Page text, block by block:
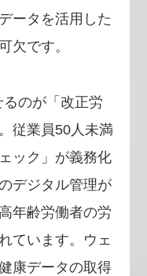
ータを活用した
欠です。
のが「改正労
従業員50人未満
ック」が義務化
デジタル管理が
年齢労働者の労
ています。ウェ
康データの取得